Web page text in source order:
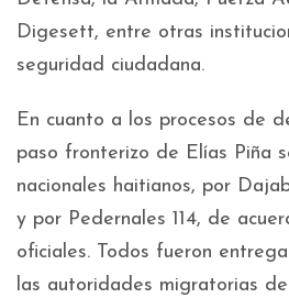
Digesett, entre otras
seguridad ciudadana.
En cuanto a los procesos de
paso fronterizo de Elías Piña
nacionales haitianos, por
y por Pedernales 114, de
oficiales. Todos fueron
las autoridades migratorias